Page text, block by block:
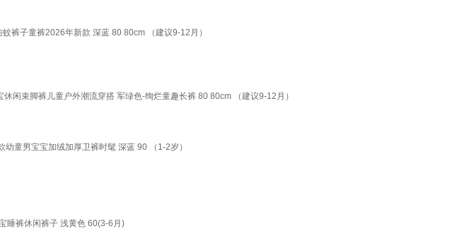
裤子童裤2026年新款 深蓝 80 80cm （建议9-12月）
闲束脚裤儿童户外潮流穿搭 军绿色-绚烂童趣长裤 80 80cm （建议9-12月）
童男宝宝加绒加厚卫裤时髦 深蓝 90 （1-2岁）
睡裤休闲裤子 浅黄色 60(3-6月)